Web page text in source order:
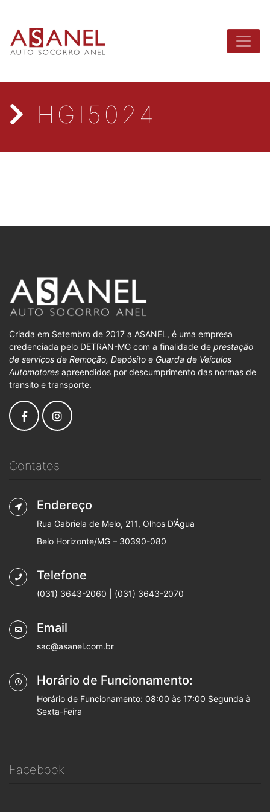
HGI5024
Criada em Setembro de 2017 a ASANEL, é uma empresa
credenciada pelo DETRAN-MG com a finalidade de prestação
de serviços de Remoção, Depósito e Guarda de Veículos
Automotores apreendidos por descumprimento das normas de
transito e transporte.
Contatos
Endereço
Rua Gabriela de Melo, 211, Olhos D’Água
Belo Horizonte/MG – 30390-080
Telefone
(031) 3643-2060 | (031) 3643-2070
Email
sac@asanel.com.br
Horário de Funcionamento:
Horário de Funcionamento: 08:00 às 17:00 Segunda à
Sexta-Feira
Facebook